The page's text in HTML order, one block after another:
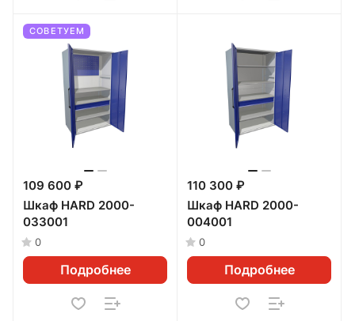
СОВЕТУЕМ
109 600 ₽
Шкаф HARD 2000-
033001
0
Подробнее
110 300 ₽
Шкаф HARD 2000-
004001
0
Подробнее